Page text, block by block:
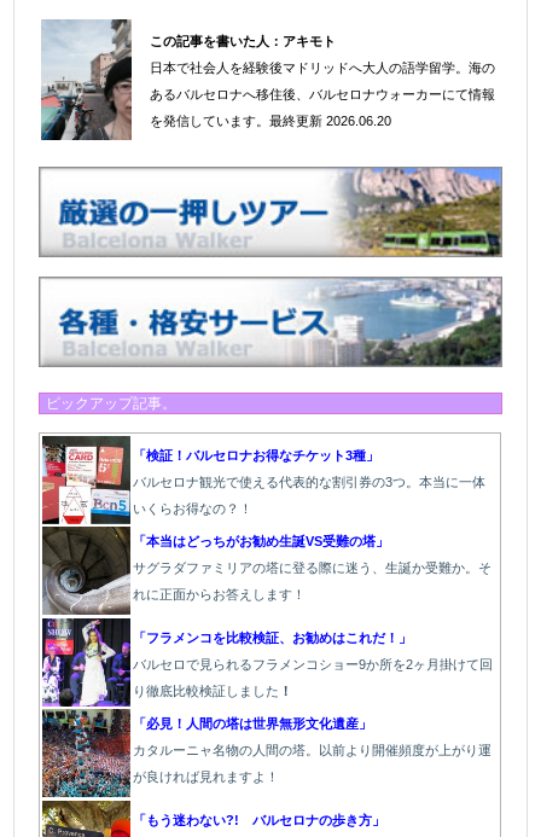
この記事を書いた人： アキモト
日本で社会人を経験後マドリッドへ大人の語学留学。海の
あるバルセロナへ移住後、バルセロナウォーカーにて情報
を発信しています。最終更新 2026.06.20
ピックアップ記事。
「検証！バルセロナお得なチケット3種」
バルセロナ観光で使える代表的な割引券の3つ。本当に一体
いくらお得なの？！
「本当はどっちがお勧め生誕VS受難の塔」
サグラダファミリアの塔に登る際に迷う、生誕か受難か。そ
れに正面からお答えします！
「フラメンコを比較検証、お勧めはこれだ！」
バルセロで見られるフラメンコショー9か所を2ヶ月掛けて回
り徹底比較検証しました ！
「必見！人間の塔は世界無形文化遺産」
カタルーニャ名物の人間の塔。以前より開催頻度が上がり運
が良ければ見れますよ！
「もう迷わない?! バルセロナの歩き方」